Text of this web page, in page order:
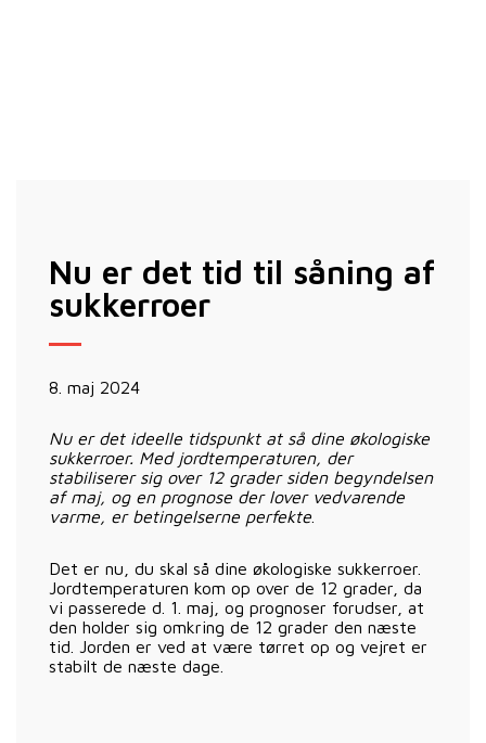
Nu er det tid til såning af
sukkerroer
8. maj 2024
Nu er det ideelle tidspunkt at så dine økologiske
sukkerroer. Med jordtemperaturen, der
stabiliserer sig over 12 grader siden begyndelsen
af maj, og en prognose der lover vedvarende
varme, er betingelserne perfekte
Det er nu, du skal så dine økologiske sukkerroer.
Jordtemperaturen kom op over de 12 grader, da
vi passerede d. 1. maj, og prognoser forudser, at
den holder sig omkring de 12 grader den næste
tid. Jorden er ved at være tørret op og vejret er
stabilt de næste dage.